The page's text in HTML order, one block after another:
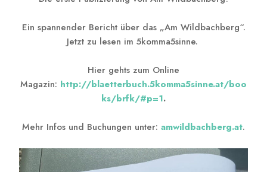
Ein spannender Bericht über das „Am Wildbachberg“.
Jetzt zu lesen im 5komma5sinne.
Hier gehts zum Online
Magazin: http://blaetterbuch.5komma5sinne.at/boo
ks/brfk/#p=1.
Mehr Infos und Buchungen unter: amwildbachberg.at.